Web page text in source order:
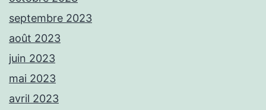
septembre 2023
août 2023
juin 2023
mai 2023
avril 2023